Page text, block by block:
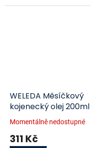
WELEDA Měsíčkový
kojenecký olej 200ml
Momentálně nedostupné
311 Kč